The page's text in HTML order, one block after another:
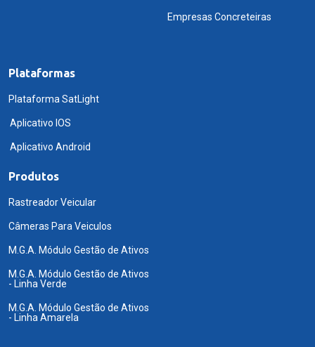
Empresas Concreteiras
Plataformas
Plataforma SatLight
Aplicativo IOS
Aplicativo Android
Produtos
Rastreador Veicular
Câmeras Para Veiculos
M.G.A. Módulo Gestão de Ativos
M.G.A. Módulo Gestão de Ativos
- Linha Verde
M.G.A. Módulo Gestão de Ativos
- Linha Amarela